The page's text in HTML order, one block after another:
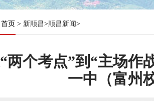
页 > 新顺昌>顺昌新闻>
两个考点”到“主场
一中（富州